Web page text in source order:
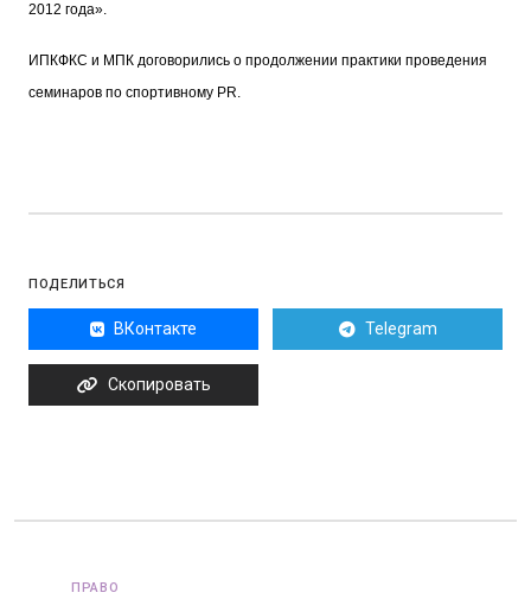
2012 года».
ИПКФКС и МПК договорились о продолжении практики проведения
семинаров по спортивному PR.
ПОДЕЛИТЬСЯ
ВКонтакте Telegram
Скопировать
ПРАВО